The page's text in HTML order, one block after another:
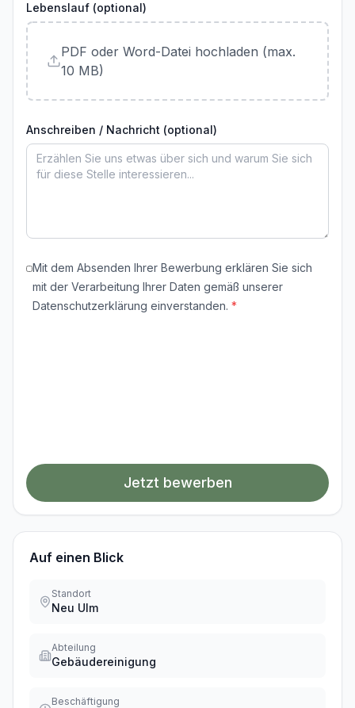
Lebenslauf (optional)
PDF oder Word-Datei hochladen (max.
10 MB)
Anschreiben / Nachricht (optional)
Mit dem Absenden Ihrer Bewerbung erklären Sie sich
mit der Verarbeitung Ihrer Daten gemäß unserer
Datenschutzerklärung einverstanden. *
Jetzt bewerben
Auf einen Blick
Standort
Neu Ulm
Abteilung
Gebäudereinigung
Beschäftigung